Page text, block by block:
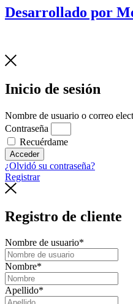
Desarrollado por
Inicio de sesión
Nombre de usuario o correo
Contraseña
Recuérdame
Acceder
¿Olvidó su contraseña?
Registrar
Registro de cliente
Nombre de usuario*
Nombre*
Apellido*